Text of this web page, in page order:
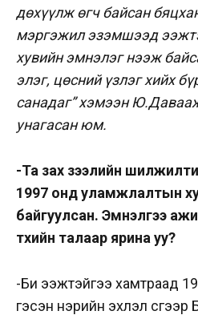
дөхүүлж өгч байсан
мэргэжил эзэмшээд
хувийн эмнэлэг нээж
элэг, цөсний үзлэг хийх
санадаг” хэмээн
унагасан юм.
-Та зах зээлийн
1997 онд уламжлалтын
байгуулсан. Эмнэлгээ
түүхийн талаар ярина уу?
-Би ээжтэйгээ хамтраад
гэсэн нэрийн эхлэл